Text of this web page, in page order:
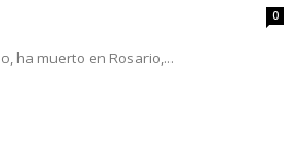
0
ha muerto en Rosario,...